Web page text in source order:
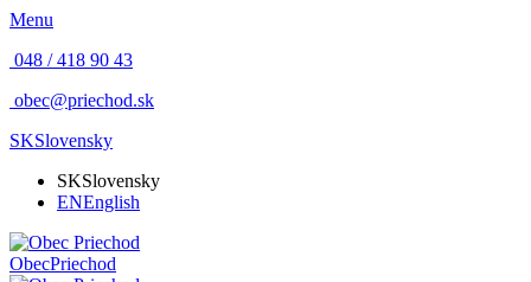
Menu
048 / 418 90 43
obec@priechod.sk
SKSlovensky
SKSlovensky
ENEnglish
ObecPriechod